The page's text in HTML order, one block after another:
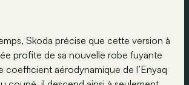
Skoda précise que cette version à
profite de sa nouvelle robe fuyante
coefficient aérodynamique de l’Enyaq